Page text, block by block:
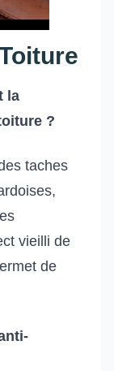
la
?
taches
vieilli de
de